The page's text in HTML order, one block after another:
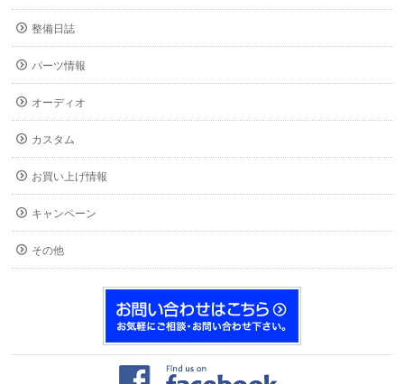
整備日誌
パーツ情報
オーディオ
カスタム
お買い上げ情報
キャンペーン
その他